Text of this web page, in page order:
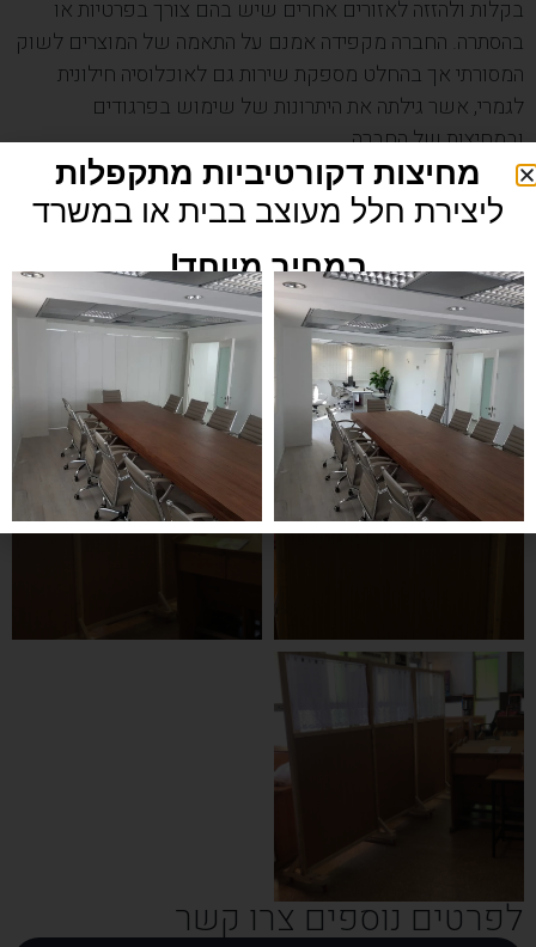
בקלות ולהזזה לאזורים אחרים שיש בהם צורך בפרטיות או
בהסתרה. החברה מקפידה אמנם על התאמה של המוצרים לשוק
המסורתי אך בהחלט מספקת שירות גם לאוכלוסיה חילונית
לגמרי, אשר גילתה את היתרונות של שימוש בפרגודים
ובמחיצות של החברה.
פרגוד להפרדה עזרת נשים
לפרטים נוספים צרו קשר
מחיצות דקורטיביות מתקפלות
ליצירת חלל מעוצב בבית או במשרד
במחיר מיוחד!